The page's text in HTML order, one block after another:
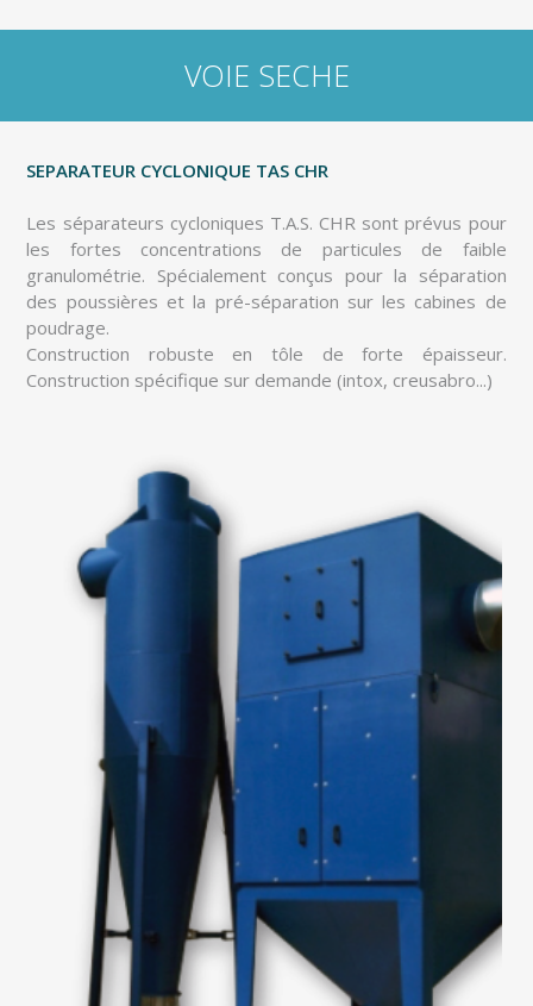
VOIE SECHE
SEPARATEUR CYCLONIQUE TAS CHR
Les séparateurs cycloniques T.A.S. CHR sont prévus pour
les fortes concentrations de particules de faible
granulométrie. Spécialement conçus pour la séparation
des poussières et la pré-séparation sur les cabines de
poudrage.
Construction robuste en tôle de forte épaisseur.
Construction spécifique sur demande (intox, creusabro...)